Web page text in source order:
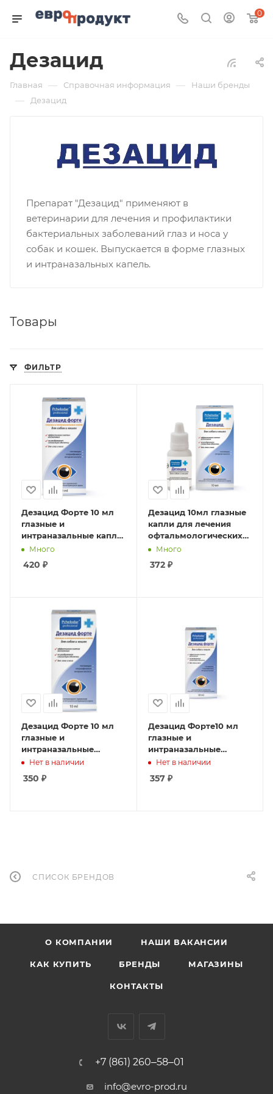
0
Дезацид
Главная — Справочная информация — Наши бренды
— Дезацид
Препарат "Дезацид" применяют в
ветеринарии для лечения и профилактики
бактериальных заболеваний глаз и носа у
собак и кошек. Выпускается в форме глазных
и интраназальных капель.
Товары
ФИЛЬТР
Дезацид Форте 10 мл
глазные и
интраназальные капли
РЕЦЕПТ new
Много
420 ₽
Дезацид 10мл глазные
капли для лечения
офтальмологических
заболеваний РЕЦЕПТ
Много
372₽
Дезацид Форте 10 мл
глазные и
интраназальные
РЕЦЕПТ *
Нет в наличии
350 ₽
Дезацид Форте10 мл
глазные и
интраназальные
РЕЦЕПТ
Нет в наличии
357₽
СПИСОК БРЕНДОВ
О КОМПАНИИ НАШИ ВАКАНСИИ
КАК КУПИТЬ БРЕНДЫ МАГАЗИНЫ
КОНТАКТЫ
+7 (861) 260‒58‒01
info@evro-prod.ru